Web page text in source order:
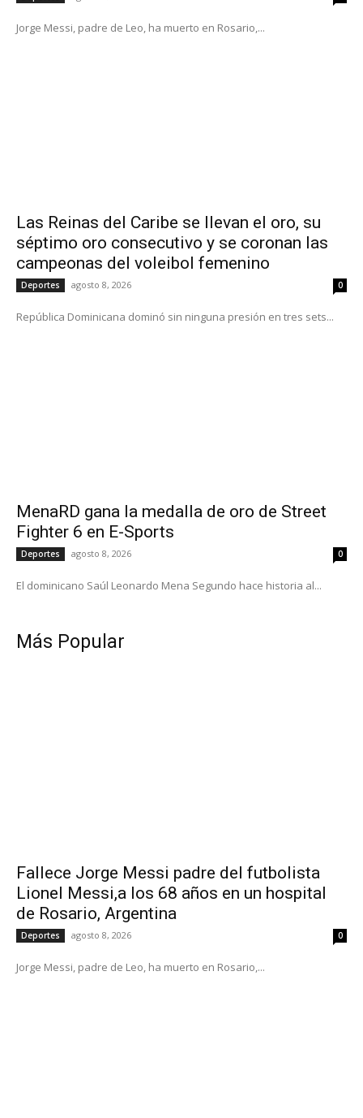
Jorge Messi, padre de Leo, ha muerto en Rosario,...
Las Reinas del Caribe se llevan el oro, su
séptimo oro consecutivo y se coronan las
campeonas del voleibol femenino
Deportes agosto 8, 2026 0
República Dominicana dominó sin ninguna presión en tres sets...
MenaRD gana la medalla de oro de Street
Fighter 6 en E-Sports
Deportes agosto 8, 2026 0
El dominicano Saúl Leonardo Mena Segundo hace historia al...
Más Popular
Fallece Jorge Messi padre del futbolista
Lionel Messi,a los 68 años en un hospital
de Rosario, Argentina
Deportes agosto 8, 2026 0
Jorge Messi, padre de Leo, ha muerto en Rosario,...